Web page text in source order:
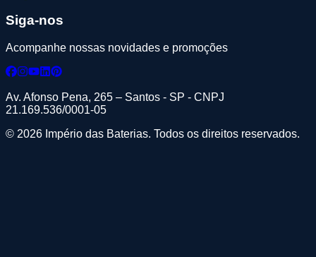
Siga-nos
Acompanhe nossas novidades e promoções
Av. Afonso Pena, 265 – Santos - SP - CNPJ
21.169.536/0001-05
© 2026 Império das Baterias. Todos os direitos reservados.